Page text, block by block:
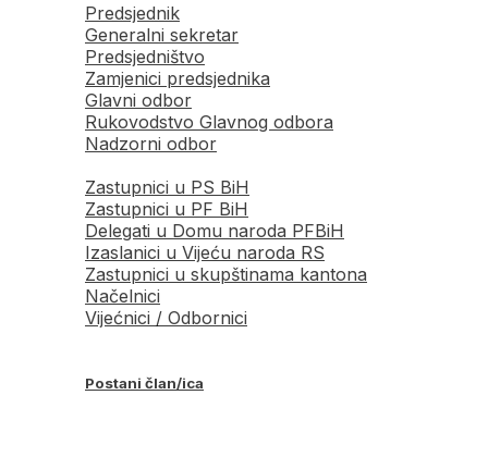
Predsjednik
Generalni sekretar
Predsjedništvo
Zamjenici predsjednika
Glavni odbor
Rukovodstvo Glavnog odbora
Nadzorni odbor
Zastupnici u PS BiH
Zastupnici u PF BiH
Delegati u Domu naroda PFBiH
Izaslanici u Vijeću naroda RS
Zastupnici u skupštinama kantona
Načelnici
Vijećnici / Odbornici
Postani član/ica